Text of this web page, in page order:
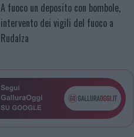
A fuoco un deposito con bombole,
intervento dei vigili del fuoco a
Rudalza